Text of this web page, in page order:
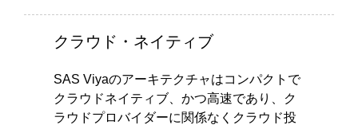
クラウド・ネイティブ
SAS Viyaのアーキテクチャはコンパクトで
クラウドネイティブ、かつ高速であり、ク
ラウドプロバイダーに関係なくクラウド投